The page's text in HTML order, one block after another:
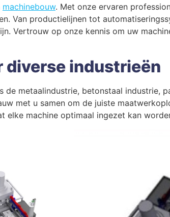
machinebouw. Met onze ervaren
Van productielijnen tot
Vertrouw op onze kennis om uw
industrieën
metaalindustrie, betonstaal industrie,
met u samen om de juiste
elke machine optimaal ingezet kan